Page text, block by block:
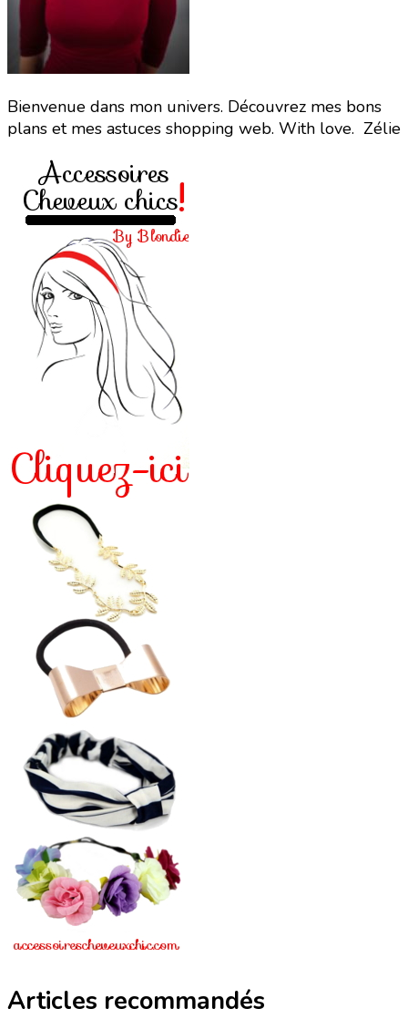
Bienvenue dans mon univers. Découvrez mes bons
plans et mes astuces shopping web. With love. Zélie
Articles recommandés